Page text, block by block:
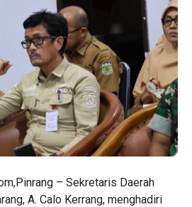
– Sekretaris Daerah
A. Calo Kerrang, menghadiri